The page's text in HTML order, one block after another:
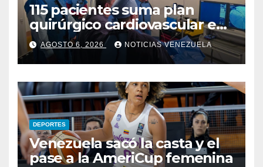
115 pacientes suma plan
quirúrgico cardiovascular en
Zulia desde 2025
AGOSTO 6, 2026 NOTICIAS VENEZUELA
DEPORTES
Venezuela sacó la casta y el
pase a la AmeriCup femenina